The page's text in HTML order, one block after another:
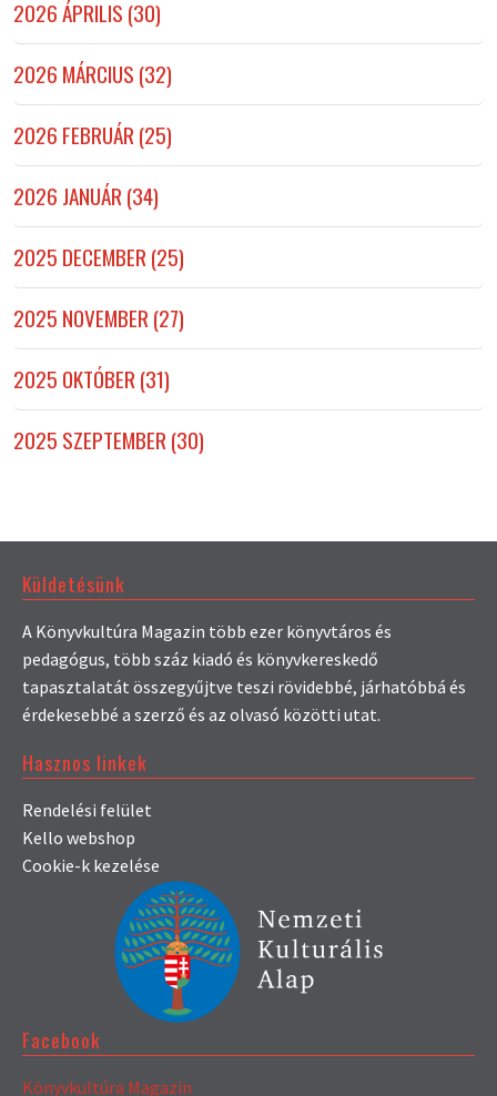
2026 ÁPRILIS (30)
2026 MÁRCIUS (32)
2026 FEBRUÁR (25)
2026 JANUÁR (34)
2025 DECEMBER (25)
2025 NOVEMBER (27)
2025 OKTÓBER (31)
2025 SZEPTEMBER (30)
Küldetésünk
A Könyvkultúra Magazin több ezer könyvtáros és
pedagógus, több száz kiadó és könyvkereskedő
tapasztalatát összegyűjtve teszi rövidebbé, járhatóbbá és
érdekesebbé a szerző és az olvasó közötti utat.
Hasznos linkek
Rendelési felület
Kello webshop
Cookie-k kezelése
Facebook
Könyvkultúra Magazin